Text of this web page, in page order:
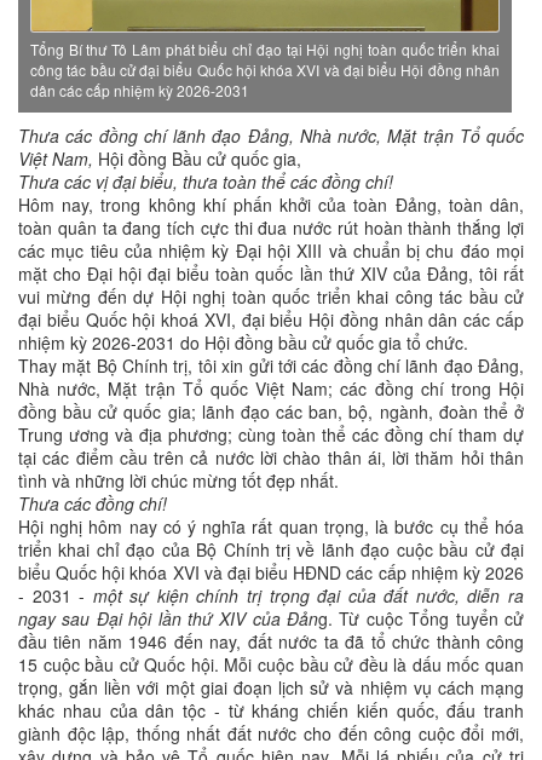
Tổng Bí thư Tô Lâm phát biểu chỉ đạo tại Hội nghị toàn quốc triển khai
công tác bầu cử đại biểu Quốc hội khóa XVI và đại biểu Hội đồng nhân
dân các cấp nhiệm kỳ 2026-2031
Thưa các đồng chí lãnh đạo Đảng, Nhà nước, Mặt trận Tổ quốc
Việt Nam, Hội đồng Bầu cử quốc gia,
Thưa các vị đạibiểu, thưa toàn thể các đồng chí!
Hôm nay, trong không khí phấn khởi của toàn Đảng, toàn dân,
toàn quân ta đang tích cực thi đua nước rút hoàn thành thắng lợi
các mục tiêu của nhiệm kỳ Đại hội XIII và chuẩn bị chu đáo mọi
mặt cho Đại hội đại biểu toàn quốc lần thứ XIV của Đảng, tôi rất
vui mừng đến dự Hội nghị toàn quốc triển khai công tác bầu cử
đại biểu Quốc hội khoá XVI, đại biểu Hội đồng nhân dân các cấp
nhiệm kỳ 2026-2031 do Hội đồng bầu cử quốc gia tổ chức.
Thay mặt Bộ Chính trị, tôi xin gửi tới các đồng chí lãnh đạo Đảng,
Nhà nước, Mặt trận Tổ quốc Việt Nam; các đồng chí trong Hội
đồng bầu cử quốc gia; lãnh đạo các ban, bộ, ngành, đoàn thể ở
Trung ương và địa phương; cùng toàn thể các đồng chí tham dự
tại các điểm cầu trên cả nước lời chào thân ái, lời thăm hỏi thân
tình và những lời chúc mừng tốt đẹp nhất.
Thưa các đồng chí!
Hội nghị hôm nay có ý nghĩa rất quan trọng, là bước cụ thể hóa
triển khai chỉ đạo của Bộ Chính trị về lãnh đạo cuộc bầu cử đại
biểu Quốc hội khóa XVI và đại biểu HĐND các cấp nhiệm kỳ 2026
- 2031 - một sự kiện chính trị trọng đạicủa đất nước, diễn ra
ngaysau Đại hội lầnthứXIV của Đảng. Từ cuộc Tổng tuyển cử
đầu tiên năm 1946 đến nay, đất nước ta đã tổ chức thành công
15 cuộc bầu cử Quốc hội. Mỗi cuộc bầu cử đều là dấu mốc quan
trọng, gắn liền với một giai đoạn lịch sử và nhiệm vụ cách mạng
khác nhau của dân tộc - từ kháng chiến kiến quốc, đấu tranh
giành độc lập, thống nhất đất nước cho đến công cuộc đổi mới,